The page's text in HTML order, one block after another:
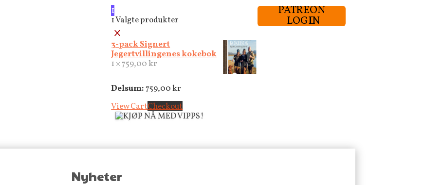
1
1Valgte produkter
×
3-pack Signert
Jegertvillingenes kokebok
1 ×759,00 kr
Delsum:759,00kr
View CartCheckout
PATREON
LOGIN
Nyheter